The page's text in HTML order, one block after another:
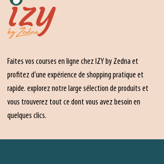
Faites vos courses en ligne chez IZY by Zedna et
profitez d’une expérience de shopping pratique et
rapide. explorez notre large sélection de produits et
vous trouverez tout ce dont vous avez besoin en
quelques clics.